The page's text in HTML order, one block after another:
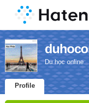
Du học online
Profile